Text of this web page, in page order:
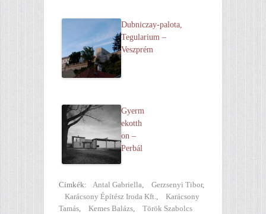
Dubniczay-palota,
Tegularium –
Veszprém
Gyerm
ekotth
on –
Perbál
Cimkék: Antal Gabriella, Gerzsenyi Tibor,
Karácsony Építész Iroda Kft.,
Karácsony
Tamás, Kemes Balázs,
Török Szabolcs